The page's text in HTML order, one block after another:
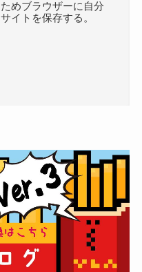
めブラウザーに自分
イトを保存する。